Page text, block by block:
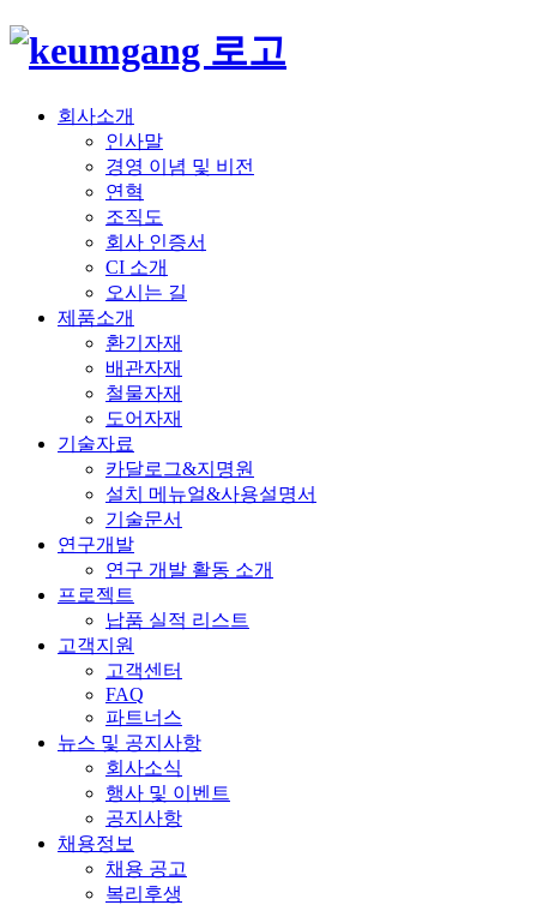
회사소개
인사말
경영 이념 및 비전
연혁
조직도
회사 인증서
CI 소개
오시는 길
제품소개
환기자재
배관자재
철물자재
도어자재
기술자료
카달로그&지명원
설치 메뉴얼&사용설명서
기술문서
연구개발
연구 개발 활동 소개
프로젝트
납품 실적 리스트
고객지원
고객센터
FAQ
파트너스
뉴스 및 공지사항
회사소식
행사 및 이벤트
공지사항
채용정보
채용 공고
복리후생